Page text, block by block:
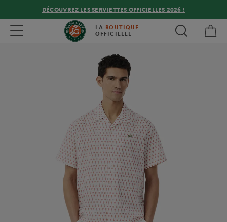
DÉCOUVREZ LES SERVIETTES OFFICIELLES 2026 !
Toggle navigation LA BOUTIQUE
OFFICIELLE